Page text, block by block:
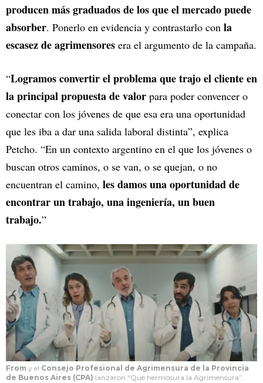
producen más graduados de los que el mercado puede
absorber. Ponerlo en evidencia y contrastarlo con la
escasez de agrimensores era el argumento de la campaña.
“Logramos convertir el problema que trajo el cliente en
la principal propuesta de valor para poder convencer o
conectar con los jóvenes de que esa era una oportunidad
que les iba a dar una salida laboral distinta”, explica
Petcho. “En un contexto argentino en el que los jóvenes o
buscan otros caminos, o se van, o se quejan, o no
encuentran el camino, les damos una oportunidad de
encontrar un trabajo, una ingeniería, un buen
trabajo.”
From y el Consejo Profesional de Agrimensura de la Provincia
de Buenos Aires (CPA) lanzaron “Qué hermosura la Agrimensura”.